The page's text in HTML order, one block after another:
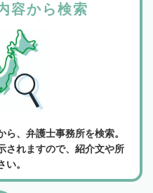
容から検索
、弁護士事務所を検索。
されますので、紹介文や所
。